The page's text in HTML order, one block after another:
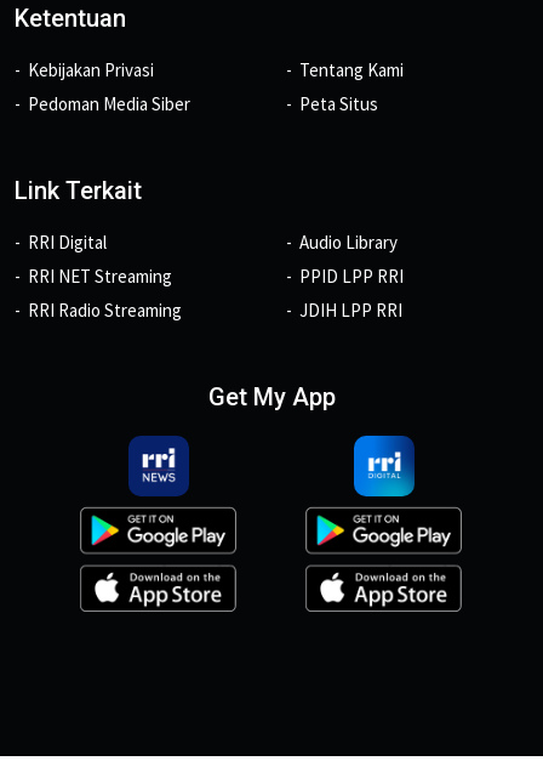
Ketentuan
Kebijakan Privasi
Pedoman Media Siber
Tentang Kami
Peta Situs
Link Terkait
RRI Digital
RRI NET Streaming
RRI Radio Streaming
Audio Library
PPID LPP RRI
JDIH LPP RRI
Get My App